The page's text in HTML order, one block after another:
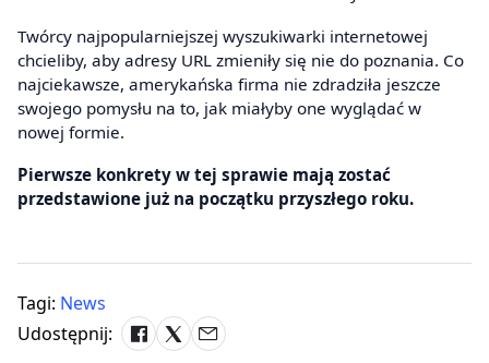
Twórcy najpopularniejszej wyszukiwarki internetowej
chcieliby, aby adresy URL zmieniły się nie do poznania. Co
najciekawsze, amerykańska firma nie zdradziła jeszcze
swojego pomysłu na to, jak miałyby one wyglądać w
nowej formie.
Pierwsze konkrety w tej sprawie mają zostać
przedstawione już na początku przyszłego roku.
Tagi: News
Udostępnij: